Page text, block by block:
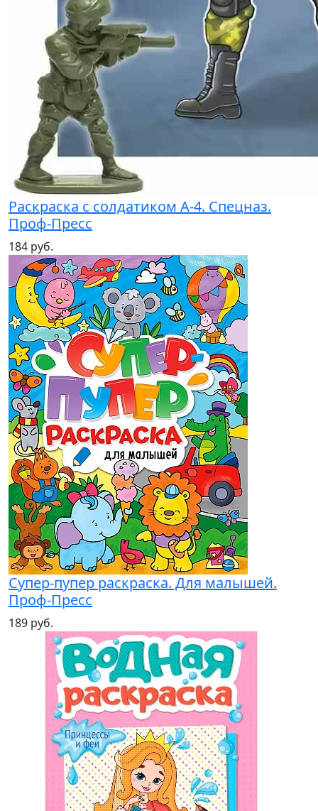
Раскраска с солдатиком А-4. Спецназ.
Проф-Пресс
184 руб.
Супер-пупер раскраска. Для малышей.
Проф-Пресс
189 руб.